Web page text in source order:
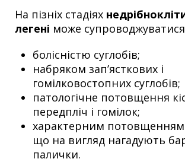
На пізніх стадіях
легені може
болісністю суглобів;
набряком зап’ясткових і
гомілковостопних суглобів;
патологічне потовщення
передпліч і гомілок;
характерним потовщенням
що на вигляд нагадують
палички.